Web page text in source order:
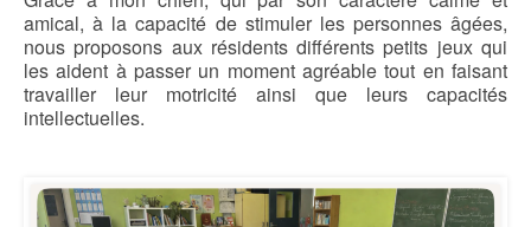
amical, à la capacité de stimuler les personnes âgées,
nous proposons aux résidents différents petits jeux qui
les aident à passer un moment agréable tout en faisant
travailler leur motricité ainsi que leurs capacités
intellectuelles.